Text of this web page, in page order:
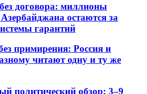
договора: миллионы
остаются за
гарантий
примирения: Россия и
читают одну и ту же
политический обзор: 3–9